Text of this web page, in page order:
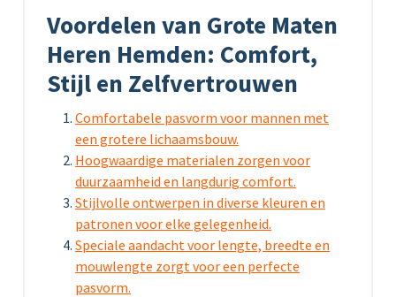
Voordelen van Grote Maten
Heren Hemden: Comfort,
Stijl en Zelfvertrouwen
Comfortabele pasvorm voor mannen met
een grotere lichaamsbouw.
Hoogwaardige materialen zorgen voor
duurzaamheid en langdurig comfort.
Stijlvolle ontwerpen in diverse kleuren en
patronen voor elke gelegenheid.
Speciale aandacht voor lengte, breedte en
mouwlengte zorgt voor een perfecte
pasvorm.